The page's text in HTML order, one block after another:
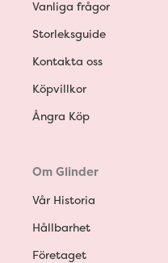
Vanliga frågor
Storleksguide
Kontakta oss
Köpvillkor
Ångra Köp
Om Glinder
Vår Historia
Hållbarhet
Företaget